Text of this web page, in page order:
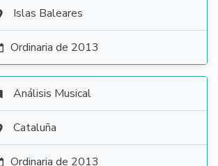
Islas Baleares
Ordinaria de 2013
Análisis Musical
Cataluña
Ordinaria de 2013